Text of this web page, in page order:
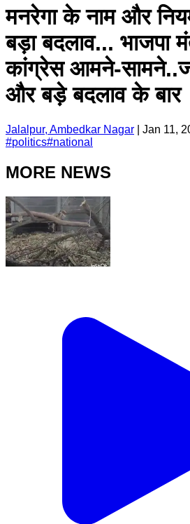
मनरेगा के नाम और
बड़ा बदलाव... भाजपा
कांग्रेस आमने-
और बड़े बदलाव के बार
Jalalpur, Ambedkar Nagar
Jan 11,
#politics#national
MORE NEWS